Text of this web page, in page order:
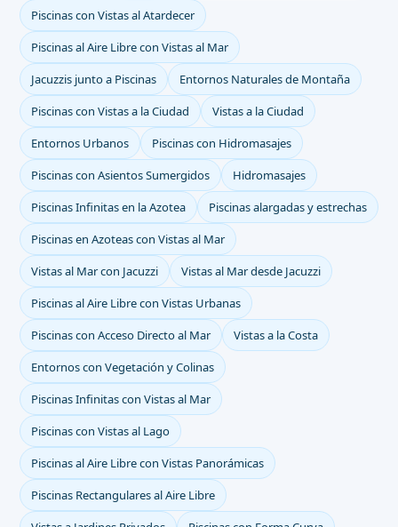
Piscinas con Vistas al Atardecer
Piscinas al Aire Libre con Vistas al Mar
Jacuzzis junto a Piscinas
Entornos Naturales de Montaña
Piscinas con Vistas a la Ciudad
Vistas a la Ciudad
Entornos Urbanos
Piscinas con Hidromasajes
Piscinas con Asientos Sumergidos
Hidromasajes
Piscinas Infinitas en la Azotea
Piscinas alargadas y estrechas
Piscinas en Azoteas con Vistas al Mar
Vistas al Mar con Jacuzzi
Vistas al Mar desde Jacuzzi
Piscinas al Aire Libre con Vistas Urbanas
Piscinas con Acceso Directo al Mar
Vistas a la Costa
Entornos con Vegetación y Colinas
Piscinas Infinitas con Vistas al Mar
Piscinas con Vistas al Lago
Piscinas al Aire Libre con Vistas Panorámicas
Piscinas Rectangulares al Aire Libre